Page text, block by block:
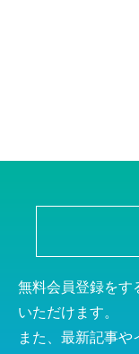
無料会員登録をす
いただけます。
また、最新記事